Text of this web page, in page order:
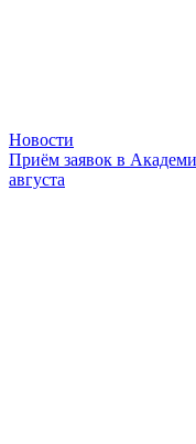
Новости
Приём заявок в
августа